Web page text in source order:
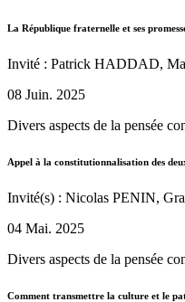
La République fraternelle et ses
Invité : Patrick HADDAD,
08 Juin. 2025
Divers aspects de la pensée
Appel à la constitutionnalisation des
Invité(s) : Nicolas PENIN,
04 Mai. 2025
Divers aspects de la pensée
Comment transmettre la culture et le